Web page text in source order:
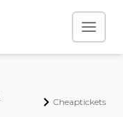
Cheaptickets